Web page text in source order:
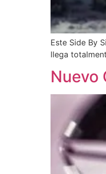
Este Side By
llega
Nuevo